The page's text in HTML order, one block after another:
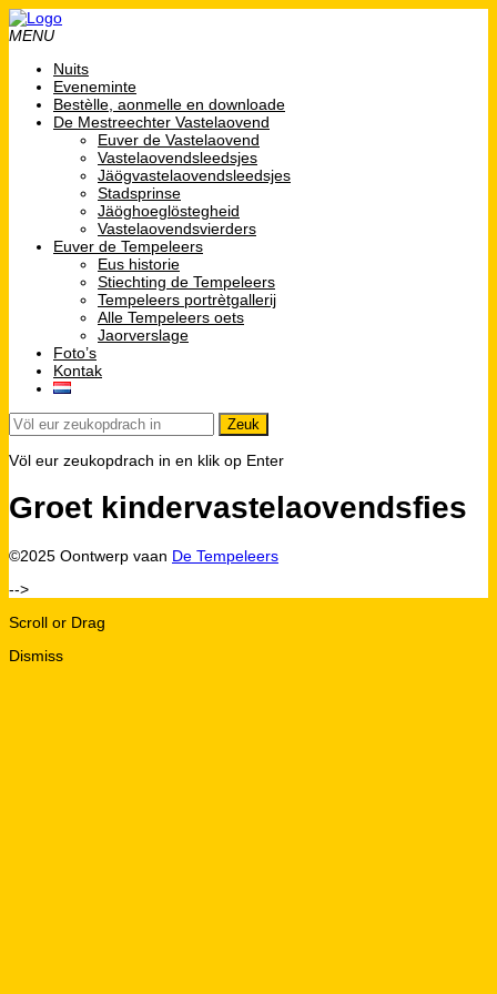
MENU
Nuits
Eveneminte
Bestèlle, aonmelle en downloade
De Mestreechter Vastelaovend
Euver de Vastelaovend
Vastelaovendsleedsjes
Jäögvastelaovendsleedsjes
Stadsprinse
Jäöghoeglöstegheid
Vastelaovendsvierders
Euver de Tempeleers
Eus historie
Stiechting de Tempeleers
Tempeleers portrètgallerij
Alle Tempeleers oets
Jaorverslage
Foto’s
Kontak
Völ eur zeukopdrach in en klik op Enter
Groet kindervastelaovendsfies
©2025 Oontwerp vaan De Tempeleers
-->
Scroll or Drag
Dismiss